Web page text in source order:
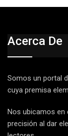
Acerca De
Somos un portal
cuya premisa
Nos ubicamos en
precisión al dar